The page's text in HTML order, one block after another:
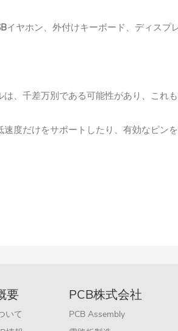
イヤホン、外付けキーボード、ディスプ
、千差万別である可能性があり、これ
度だけをサポートしたり、有効なピン
要
いて
PCB株式会社
PCB Assembly